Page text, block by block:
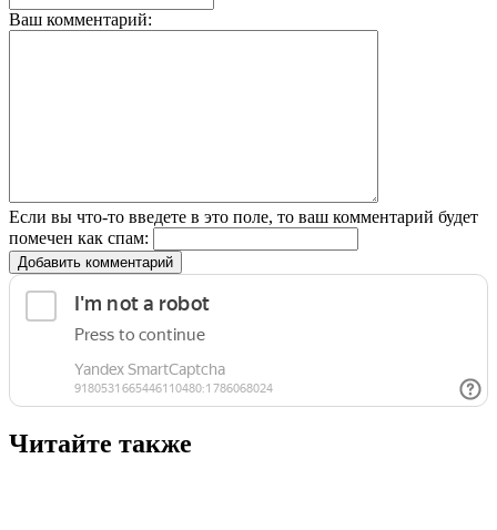
Ваш комментарий:
Если вы что-то введете в это поле, то ваш комментарий будет
помечен как спам:
Добавить комментарий
Читайте также